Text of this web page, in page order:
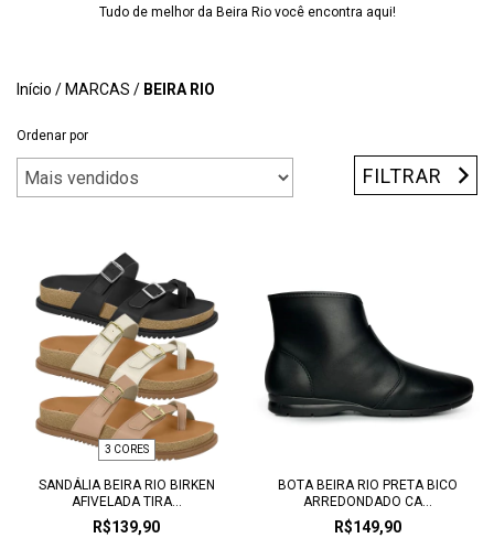
Tudo de melhor da Beira Rio você encontra aqui!
Início / MARCAS / BEIRA RIO
Ordenar por
FILTRAR
3 CORES
SANDÁLIA BEIRA RIO BIRKEN
AFIVELADA TIRA...
R$139,90
BOTA BEIRA RIO PRETA BICO
ARREDONDADO CA...
R$149,90